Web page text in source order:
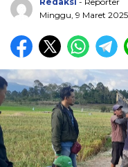
Minggu, 9 Maret